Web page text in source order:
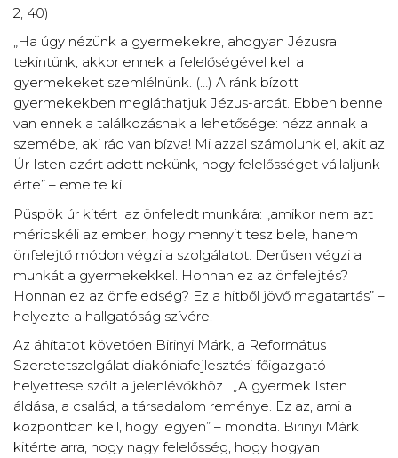
2, 40)
„Ha úgy nézünk a gyermekekre, ahogyan Jézusra
tekintünk, akkor ennek a felelőségével kell a
gyermekeket szemlélnünk. (…) A ránk bízott
gyermekekben megláthatjuk Jézus-arcát. Ebben benne
van ennek a találkozásnak a lehetősége: nézz annak a
szemébe, aki rád van bízva! Mi azzal számolunk el, akit az
Úr Isten azért adott nekünk, hogy felelősséget vállaljunk
érte” – emelte ki.
Püspök úr kitért az önfeledt munkára: „amikor nem azt
méricskéli az ember, hogy mennyit tesz bele, hanem
önfelejtő módon végzi a szolgálatot. Derűsen végzi a
munkát a gyermekekkel. Honnan ez az önfelejtés?
Honnan ez az önfeledség? Ez a hitből jövő magatartás” –
helyezte a hallgatóság szívére.
Az áhítatot követően Birinyi Márk, a Református
Szeretetszolgálat diakóniafejlesztési főigazgató-
helyettese szólt a jelenlévőkhöz. „A gyermek Isten
áldása, a család, a társadalom reménye. Ez az, ami a
központban kell, hogy legyen” – mondta. Birinyi Márk
kitérte arra, hogy nagy felelősség, hogy hogyan